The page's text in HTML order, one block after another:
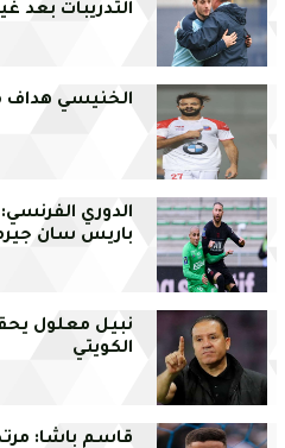
التدريبات بعد
الخنيسي هداف
الدوري
باريس سان
نبيل معلول
الكويتي
قاسم باشا: